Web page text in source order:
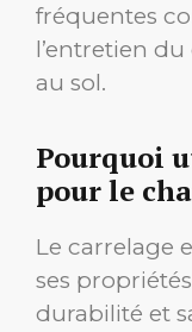
fréquentes
l’entretien
au sol.
Pourquoi
pour le
Le carrelage
ses
durabilité et